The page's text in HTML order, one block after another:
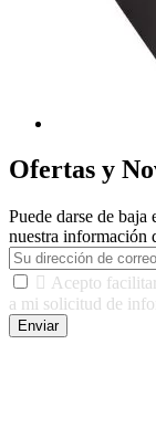
Ofertas y
Puede darse de
nuestra información
 Acepto
a mi solicitud de
Enviar